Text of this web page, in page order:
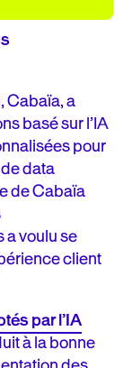
Cabaïa, a
basé sur l’IA
pour
data
de Cabaïa
voulu se
client
par l’IA
à la bonne